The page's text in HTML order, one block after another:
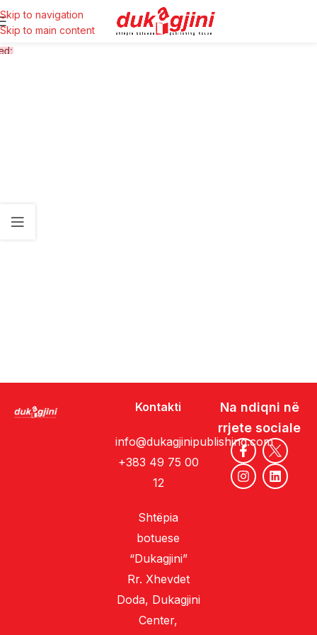
Skip to navigation
Skip to main content
Kontakti
info@dukagjinipublishing.com
+383 49 75 00
12
Shtëpia
botuese
“Dukagjini”
Rr. Xhevdet
Doda, Dukagjini
Center,
Na ndiqni në
rrjete sociale